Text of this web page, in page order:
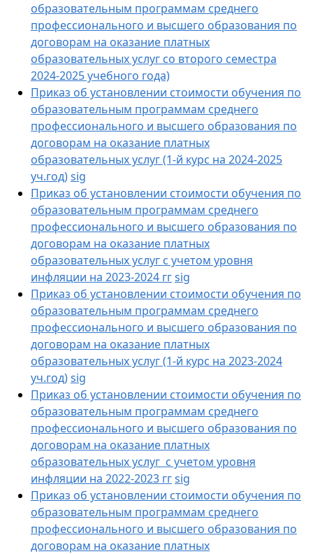
образовательным программам среднего
профессионального и высшего образования по
договорам на оказание платных
образовательных услуг со второго семестра
2024-2025 учебного года)
Приказ об установлении стоимости обучения по
образовательным программам среднего
профессионального и высшего образования по
договорам на оказание платных
образовательных услуг (1-й курс на 2024-2025
уч.год)sig
Приказ об установлении стоимости обучения по
образовательным программам среднего
профессионального и высшего образования по
договорам на оказание платных
образовательных услуг с учетом уровня
инфляции на 2023-2024 ггsig
Приказ об установлении стоимости обучения по
образовательным программам среднего
профессионального и высшего образования по
договорам на оказание платных
образовательных услуг (1-й курс на 2023-2024
уч.год)sig
Приказ об установлении стоимости обучения по
образовательным программам среднего
профессионального и высшего образования по
договорам на оказание платных
образовательных услуг с учетом уровня
инфляции на 2022-2023 ггsig
Приказ об установлении стоимости обучения по
образовательным программам среднего
профессионального и высшего образования по
договорам на оказание платных